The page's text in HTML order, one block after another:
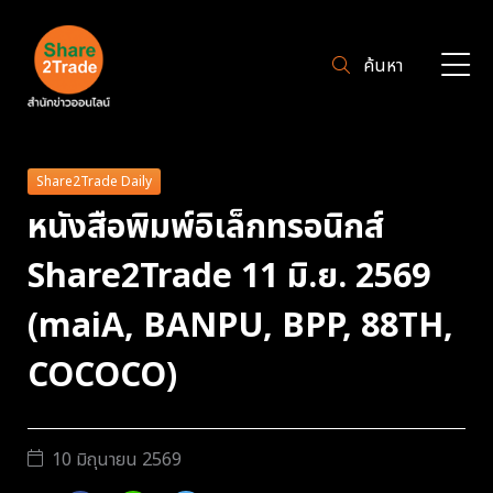
ค้นหา
Share2Trade Daily
หนังสือพิมพ์อิเล็กทรอนิกส์
Share2Trade 11 มิ.ย. 2569
(maiA, BANPU, BPP, 88TH,
COCOCO)
10 มิถุนายน 2569